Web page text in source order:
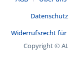
Widerrufsrecht für
Copyright ©